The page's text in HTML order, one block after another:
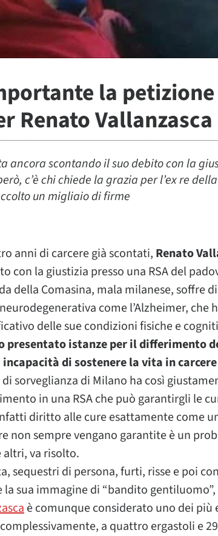
la
Renato Vallanzasca
ancora scontando il suo debito con la
c’è chi chiede la grazia per l’ex re
un migliaio di firme
anni di carcere già scontati, Renato
con la giustizia presso una RSA del
della Comasina, mala milanese, soffre
come l’Alzheimer, che
delle sue condizioni fisiche e
presentato istanze per il differimento
di sostenere la vita in
sorveglianza di Milano ha così
in una RSA che può garantirgli le
diritto alle cure esattamente come
non sempre vengano garantite è un
altri, va risolto.
sequestri di persona, furti, risse e poi
la sua immagine di “bandito
è comunque considerato uno dei
a quattro ergastoli e